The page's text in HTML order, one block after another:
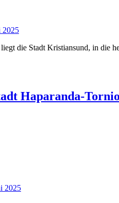
2025
die Stadt Kristiansund, in die
Haparanda-Tornio
2025